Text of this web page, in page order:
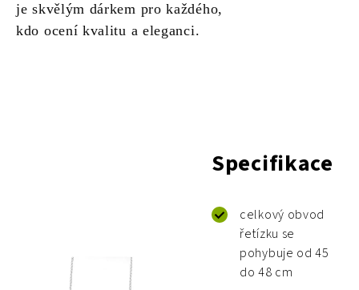
je skvělým dárkem pro každého,
kdo ocení kvalitu a eleganci.
Specifikace
celkový obvod
řetízku se
pohybuje od 45
do 48 cm